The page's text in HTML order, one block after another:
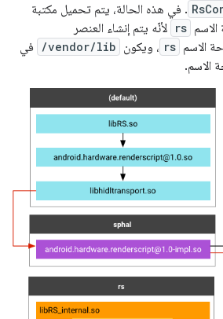
. في هذه الحالة، يتم تحميل مكتبة
rs لأنّه يتم إنشاء العنصر
الاسم rs ، ويكون /vendor/lib
في
الاسم.